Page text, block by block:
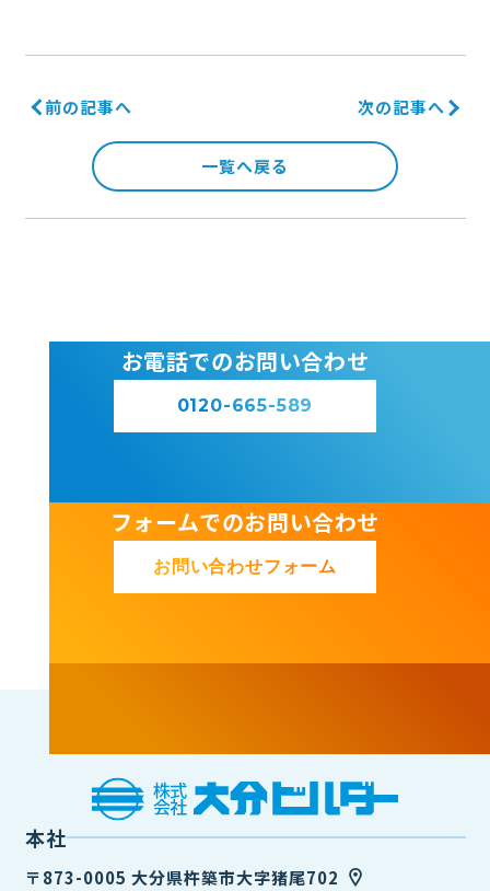
前の記事へ 次の記事へ
一覧へ戻る
お電話でのお問い合わせ
0120-665-589
フォームでのお問い合わせ
お問い合わせフォーム
本社
〒873-0005 大分県杵築市大字猪尾702